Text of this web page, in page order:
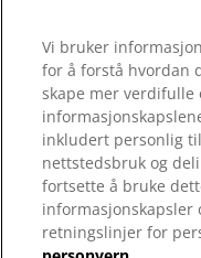
Vi bruker
for å forstå hvordan
skape mer verdifulle
inkludert personlig
nettstedsbruk og
fortsette å bruke
informasjonskapsler
retningslinjer for